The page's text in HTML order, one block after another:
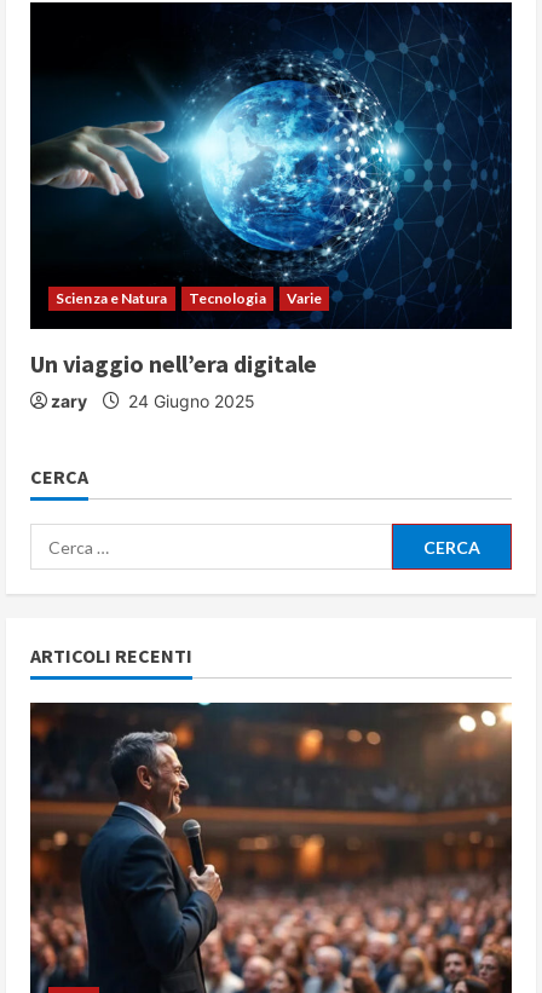
Scienza e Natura Tecnologia Varie
Un viaggio nell’era digitale
zary 24 Giugno 2025
CERCA
Ricerca
per:
ARTICOLI RECENTI